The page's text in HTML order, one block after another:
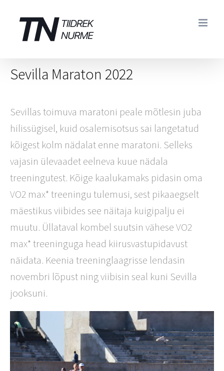
content
Sevilla Maraton 2022
Sevillas toimuva maratoni peale mõtlesin juba
hilissügisel, kuid osalemisotsus sai langetatud
kõigest kolm nädalat enne maratoni. Selleks
vajasin ülevaadet eelneva kuue nädala
treeningutest. Kõige kaalukamaks pidasin oma
VO2 max* treeningu tulemusi, sest pikaaegselt
mäestikus viibides see näitaja kuigipalju ei
muutu. Üllataval kombel suutsin vähese VO2
max* treeninguga head kiirusvastupidavust
näidata. Keenia treeninglaagrisse lendasin
novembri lõpust ning viibisin seal kuni Sevilla
jooksuni.